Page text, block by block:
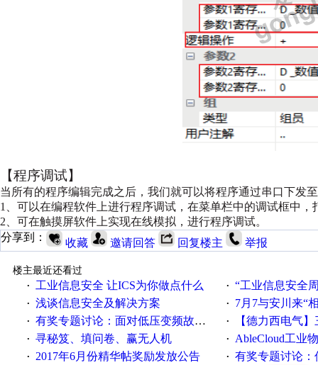
【程序调试】
当所有的程序编辑完成之后，我们就可以将程序通过串口下发
1、可以在编程软件上进行程序调试，在菜单栏中的调试框中，
2、可在触摸屏软件上实现在线模拟，进行程序调试。
分享到：
收藏 邀请回答 回复楼主 举报
楼主最近还看过
·
工业信息安全 让ICS为你做点什么 · “工业信息安全周之我见”
· 浅谈信息安全及解决方案 · 7月7与安川来“
· 有奖专题讨论：面对低压变频故障，老手是这样解决的！ · 【德力西电气】三
· 寻秘笈、填问卷、赢无人机 · AbleCloud工业物联
· 2017年6月份精华帖奖励发放公告 · 有奖专题讨论：伺服选择